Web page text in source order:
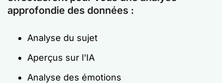
approfondie des données :
Analyse du sujet
Aperçus sur l'IA
Analyse des émotions